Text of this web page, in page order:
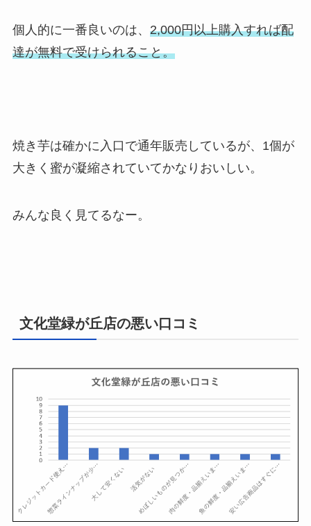
個人的に一番良いのは、 2,000円以上購入すれば配
達が無料で受けられること。
焼き芋は確かに入口で通年販売しているが、1個が
大きく蜜が凝縮されていてかなりおいしい。
みんな良く見てるなー。
文化堂緑が丘店の悪い口コミ